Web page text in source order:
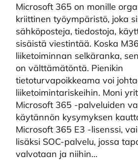
Microsoft 365 on monille
kriittinen työympäristö, joka
sähköposteja, tiedostoja,
sisäistä viestintää. Koska
liiketoiminnan selkäranka,
on välttämätöntä. Pienikin
tietoturvapoikkeama voi
liiketoimintariskeihin. Moni
Microsoft 365 -palveluiden
käytännön kysymyksen
Microsoft 365 E3 -lisenssi,
lisäksi SOC-palvelu, jossa
valvotaan ja niihin…